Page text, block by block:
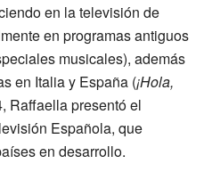
en la televisión de
en programas antiguos
musicales), además
en Italia y España (¡Hola,
Raffaella presentó el
Española, que
en desarrollo.